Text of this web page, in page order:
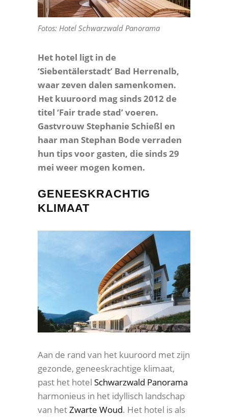
Fotos: Hotel Schwarzwald Panorama
Het hotel ligt in de
‘Siebentälerstadt’ Bad Herrenalb,
waar zeven dalen samenkomen.
Het kuuroord mag sinds 2012 de
titel ‘Fair trade stad’ voeren.
Gastvrouw Stephanie Schießl en
haar man Stephan Bode verraden
hun tips voor gasten, die sinds 29
mei weer mogen komen.
GENEESKRACHTIG
KLIMAAT
Aan de rand van het kuuroord met zijn
gezonde, geneeskrachtige klimaat,
past het hotel Schwarzwald Panorama
harmonieus in het idyllisch landschap
van hetZwarte Woud. Het hotel is als